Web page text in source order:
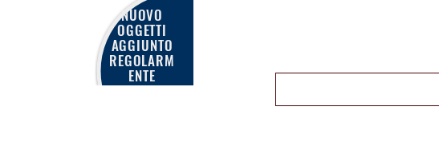
NUOVO
OGGETTI
AGGIUNTO
REGOLARM
ENTE